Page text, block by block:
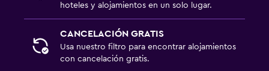
hoteles y alojamientos en un solo lugar.
CANCELACIÓN GRATIS
Usa nuestro filtro para encontrar alojamientos
con cancelación gratis.